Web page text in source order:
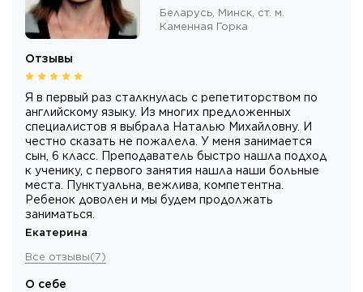
Беларусь, Минск, ст. м.
Каменная Горка
Отзывы
Я в первый раз сталкнулась с репетиторством по
английскому языку. Из многих предложенных
специалистов я выбрала Наталью Михайловну. И
честно сказать не пожалела. У меня занимается
сын, 6 класс. Преподаватель быстро нашла подход
к ученику, с первого занятия нашла наши больные
места. Пунктуальна, вежлива, компетентна.
Ребенок доволен и мы будем продолжать
заниматься.
Екатерина
Все отзывы(7)
О себе